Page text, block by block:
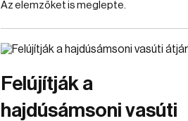
Az elemzőket is meglepte.
Felújítják a
hajdúsámsoni vasúti